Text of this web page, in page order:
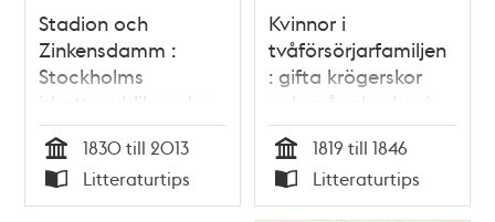
Stadion och
Zinkensdamm :
Stockholms
idrottspublik under
två sekler / Mats
Hellspong
Tid
1830 till 2013
Typ
Litteraturtips
Kvinnor i
tvåförsörjarfamiljen
: gifta krögerskor
och månglerskor i
Stockholm under
första delen av
1800-talet /
Christine Lindquist
Tid
1819 till 1846
Typ
Litteraturtips